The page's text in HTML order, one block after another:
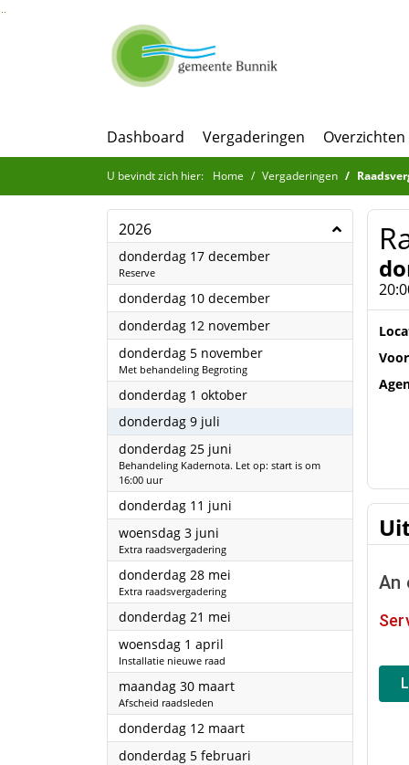
Ga naar de inhoud van deze pagina
Ga naar het zoeken
Ga naar het menu
Dashboard Vergaderingen Overzichten
U bevindt zich hier: Home Vergaderingen
2026
donderdag 17 december2026
Reserve
donderdag 10 december2026
donderdag 12 november2026
donderdag 5 november2026
Met behandeling Begroting
donderdag 1 oktober2026
donderdag 9 juli
donderdag 25 juni
Behandeling Kadernota. Let op: start is om
16:00 uur
donderdag 11 juni
woensdag 3 juni
Extra raadsvergadering
donderdag 28 mei
Extra raadsvergadering
donderdag 21 mei
woensdag 1 april
Installatie nieuwe raad
maandag 30 maart2026
Afscheid raadsleden
donderdag 12 maart2026
donderdag 5 februari